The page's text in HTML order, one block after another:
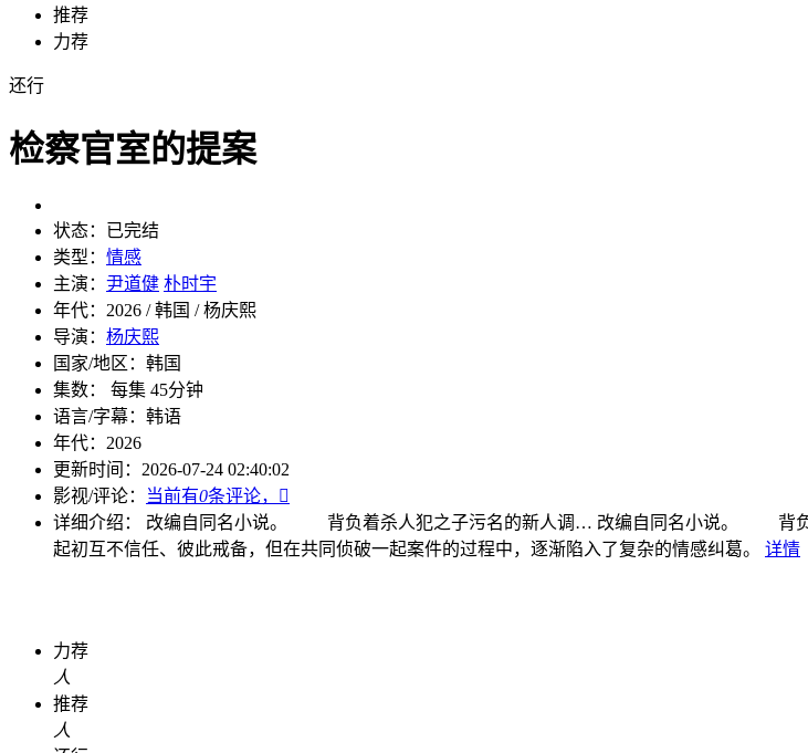
推荐
力荐
还行
检察官室的提案
状态： 已完结
类型： 情感
主演： 尹道健 朴时宇
年代： 2026 / 韩国 / 杨庆熙
导演： 杨庆熙
国家/地区： 韩国
集数：
每集 45分钟
语言/字幕： 韩语
年代： 2026
更新时间： 2026-07-24 02:40:02
影视/评论：
当前有0条评论，

详细介绍：
改编自同名小说。 背负着杀人犯之子污名的新人调… 改编自同名小说。 背负
起初互不信任、彼此戒备，但在共同侦破一起案件的过程中，逐渐陷入了复杂的情感纠葛。
详情
力荐
人
推荐
人